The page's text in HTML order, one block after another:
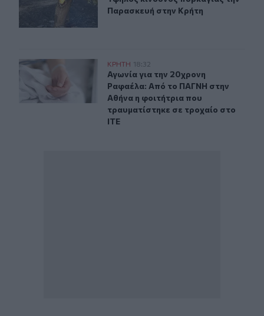
Παρασκευή στην Κρήτη
Αγωνία για την 20χρονη Ραφαέλα: Από το ΠΑΓΝΗ στην
ΚΡΗΤΗ 18:32
Αγωνία για την 20χρονη Ραφαέλα:
Αγωνία για την 20χρονη
Ραφαέλα: Από το ΠΑΓΝΗ στην
Αθήνα η φοιτήτρια που
τραυματίστηκε σε τροχαίο στο
ΙΤΕ